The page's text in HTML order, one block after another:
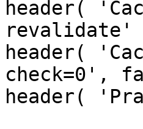
header(
revalidate'
header(
check=0',
header(